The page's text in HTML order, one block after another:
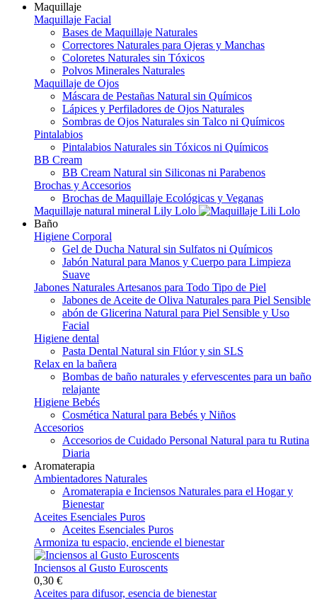
Maquillaje
Maquillaje Facial
Bases de Maquillaje Naturales
Correctores Naturales para Ojeras y Manchas
Coloretes Naturales sin Tóxicos
Polvos Minerales Naturales
Maquillaje de Ojos
Máscara de Pestañas Natural sin Químicos
Lápices y Perfiladores de Ojos Naturales
Sombras de Ojos Naturales sin Talco ni Químicos
Pintalabios
Pintalabios Naturales sin Tóxicos ni Químicos
BB Cream
BB Cream Natural sin Siliconas ni Parabenos
Brochas y Accesorios
Brochas de Maquillaje Ecológicas y Veganas
Maquillaje natural mineral Lily Lolo
Baño
Higiene Corporal
Gel de Ducha Natural sin Sulfatos ni Químicos
Jabón Natural para Manos y Cuerpo para Limpieza
Suave
Jabones Naturales Artesanos para Todo Tipo de Piel
Jabones de Aceite de Oliva Naturales para Piel Sensible
abón de Glicerina Natural para Piel Sensible y Uso
Facial
Higiene dental
Pasta Dental Natural sin Flúor y sin SLS
Relax en la bañera
Bombas de baño naturales y efervescentes para un baño
relajante
Higiene Bebés
Cosmética Natural para Bebés y Niños
Accesorios
Accesorios de Cuidado Personal Natural para tu Rutina
Diaria
Aromaterapia
Ambientadores Naturales
Aromaterapia e Inciensos Naturales para el Hogar y
Bienestar
Aceites Esenciales Puros
Aceites Esenciales Puros
Armoniza tu espacio, enciende el bienestar
Inciensos al Gusto Euroscents
0,30 €
Aceites para difusor, esencia de bienestar